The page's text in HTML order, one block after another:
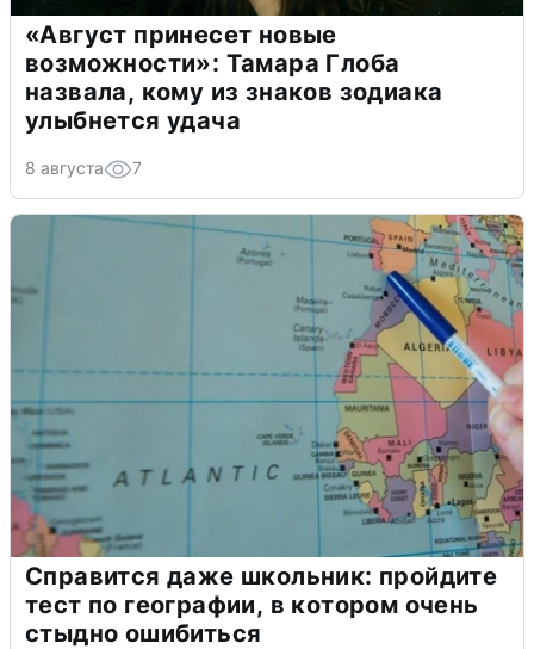
«Август принесет новые
возможности»: Тамара Глоба
назвала, кому из знаков зодиака
улыбнется удача
8 августа 7
Справится даже школьник: пройдите
тест по географии, в котором очень
стыдно ошибиться